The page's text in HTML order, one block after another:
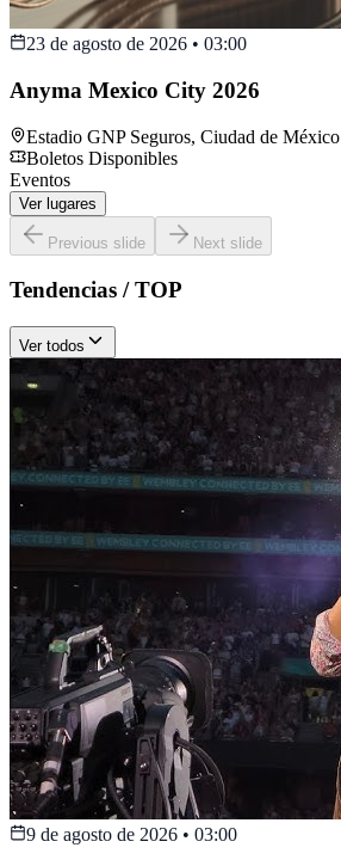
23 de agosto de 2026 • 03:00
Anyma Mexico City 2026
Estadio GNP Seguros, Ciudad de México
Boletos Disponibles
Eventos
Ver lugares
Previous slide Next slide
Tendencias / TOP
Ver todos
9 de agosto de 2026 • 03:00